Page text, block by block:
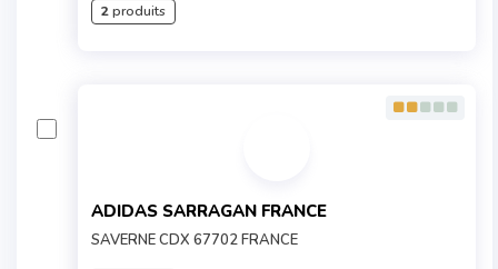
2produits
ADIDAS SARRAGAN FRANCE
SAVERNE CDX 67702 FRANCE